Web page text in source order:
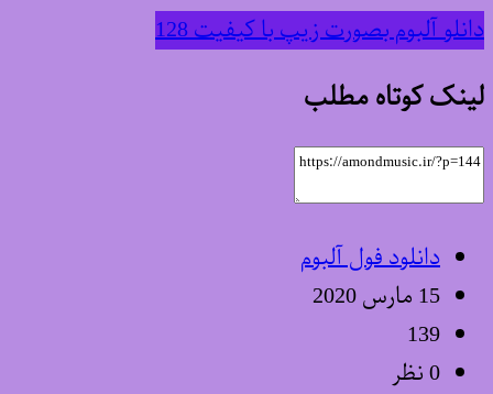
دانلو آلبوم بصورت زیپ با کیفیت 128
لینک کوتاه مطلب
دانلود فول آلبوم
15 مارس 2020
139
0 نظر